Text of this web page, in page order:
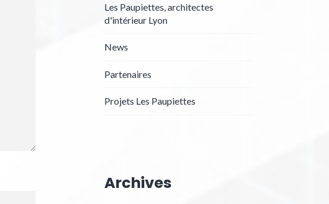
Les Paupiettes, architectes
d'intérieur Lyon
News
Partenaires
Projets Les Paupiettes
Archives